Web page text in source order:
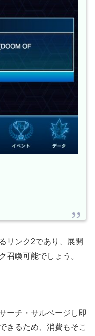
リンク2であり、展開
召喚可能でしょう。
ーチ・サルベージし即
きるため、消費もそこ